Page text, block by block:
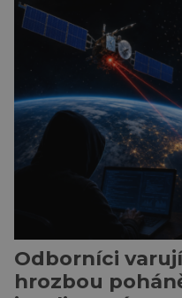
London ukazuje, že
populárního systému
Muska, mají
představy […]
Odborníci
hrozbou